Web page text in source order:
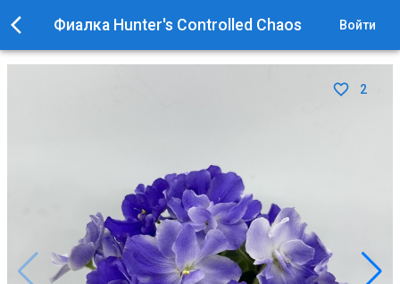
Фиалка Hunter's Controlled Chaos Войти
2